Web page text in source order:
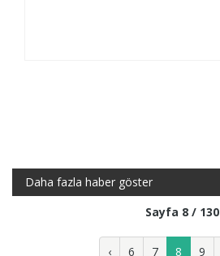
Daha fazla haber göster
Sayfa 8 / 130
‹ 6 7 8 9